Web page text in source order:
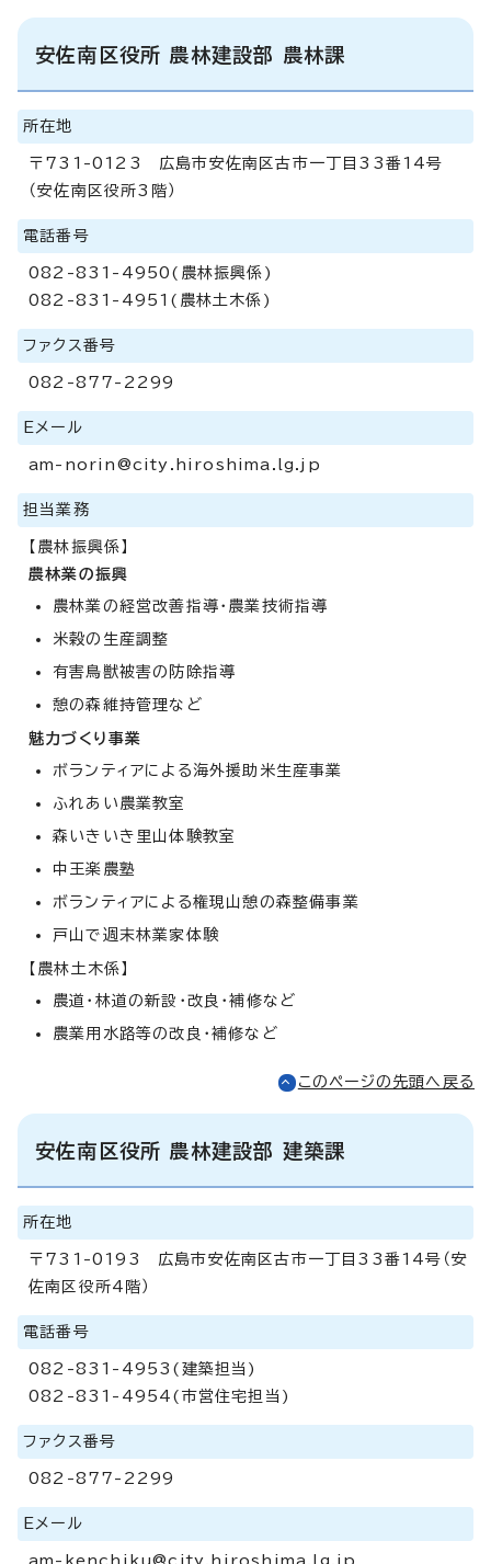
安佐南区役所 農林建設部 農林課
所在地
〒731-0123 広島市安佐南区古市一丁目33番14号
（安佐南区役所3階）
電話番号
082-831-4950(農林振興係)
082-831-4951(農林土木係)
ファクス番号
082-877-2299
Eメール
am-norin@city.hiroshima.lg.jp
担当業務
【農林振興係】
農林業の振興
農林業の経営改善指導・農業技術指導
米穀の生産調整
有害鳥獣被害の防除指導
憩の森維持管理など
魅力づくり事業
ボランティアによる海外援助米生産事業
ふれあい農業教室
森いきいき里山体験教室
中王楽農塾
ボランティアによる権現山憩の森整備事業
戸山で週末林業家体験
【農林土木係】
農道・林道の新設・改良・補修など
農業用水路等の改良・補修など
このページの先頭へ戻る
安佐南区役所 農林建設部 建築課
所在地
〒731-0193 広島市安佐南区古市一丁目33番14号（安
佐南区役所4階）
電話番号
082-831-4953(建築担当)
082-831-4954(市営住宅担当)
ファクス番号
082-877-2299
Eメール
am-kenchiku@city.hiroshima.lg.jp